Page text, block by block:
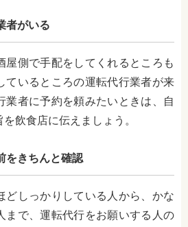
者がいる
屋側で手配をしてくれるところも
ているところの運転代行業者が来
業者に予約を頼みたいときは、自
飲食店に伝えましょう。
をきちんと確認
どしっかりしている人から、かな
まで、運転代行をお願いする人の